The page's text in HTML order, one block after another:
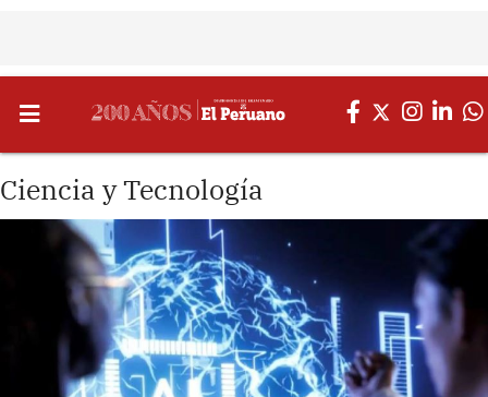
Ciencia y Tecnología